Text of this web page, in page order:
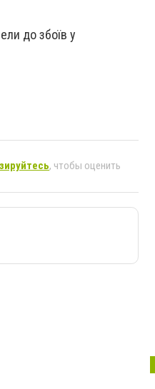
до збоїв у
, чтобы оценить